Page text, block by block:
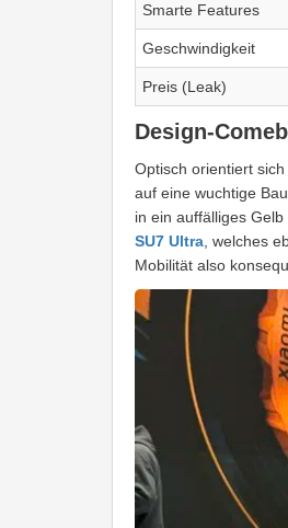
Smarte Features
Geschwindigkeit
Preis (Leak)
Design-
Optisch orientiert
auf eine wuchtige
in ein auffälliges
SU7 Ultra, welches
Mobilität also